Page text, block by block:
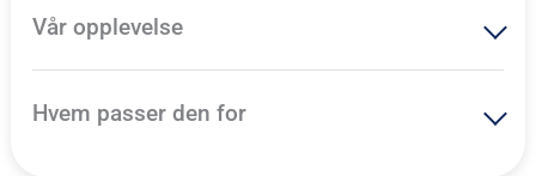
Vår opplevelse
Hvem passer den for